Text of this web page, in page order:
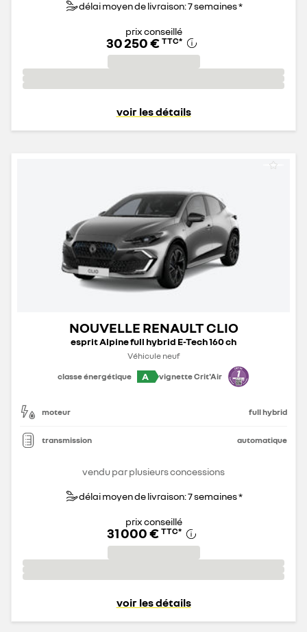
délai moyen de livraison: 7 semaines *
prix conseillé
30 250 € TTC*
voir les détails
NOUVELLE RENAULT CLIO
esprit Alpine full hybrid E-Tech 160 ch
Véhicule neuf
classe énergétique
A vignette Crit'Air
moteur full hybrid
transmission automatique
vendu par plusieurs concessions
délai moyen de livraison: 7 semaines *
prix conseillé
31 000 € TTC*
voir les détails